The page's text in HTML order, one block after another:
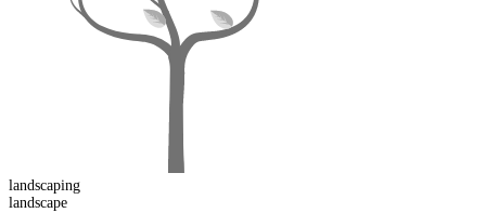
landscaping
landscape